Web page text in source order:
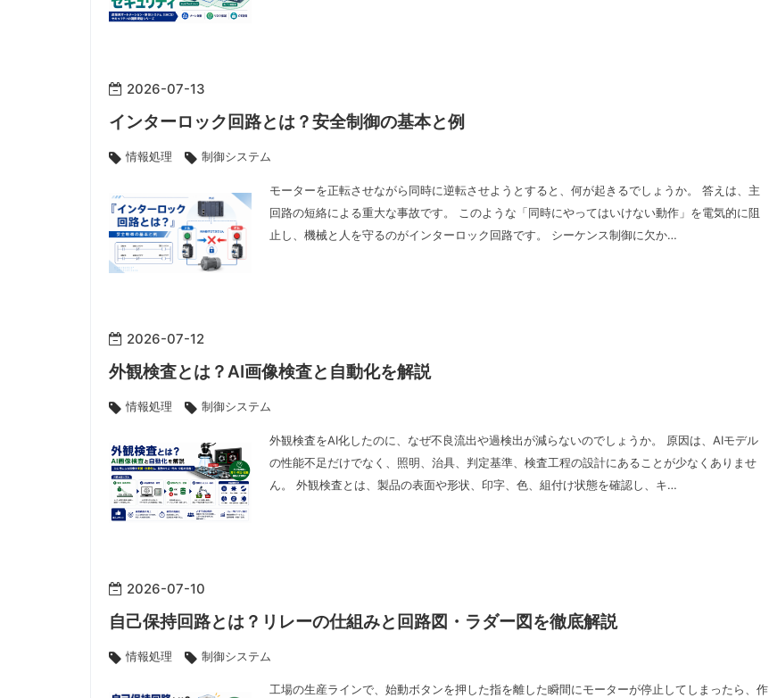
2026-07-13
インターロック回路とは？安全制御の基本と例
情報処理 制御システム
モーターを正転させながら同時に逆転させようとすると、何が起きるでしょうか。 答えは、主
回路の短絡による重大な事故です。 このような「同時にやってはいけない動作」を電気的に阻
止し、機械と人を守るのがインターロック回路です。 シーケンス制御に欠か…
2026-07-12
外観検査とは？AI画像検査と自動化を解説
情報処理 制御システム
外観検査をAI化したのに、なぜ不良流出や過検出が減らないのでしょうか。 原因は、AIモデル
の性能不足だけでなく、照明、治具、判定基準、検査工程の設計にあることが少なくありませ
ん。 外観検査とは、製品の表面や形状、印字、色、組付け状態を確認し、キ…
2026-07-10
自己保持回路とは？リレーの仕組みと回路図・ラダー図を徹底解説
情報処理 制御システム
工場の生産ラインで、始動ボタンを押した指を離した瞬間にモーターが停止してしまったら、作